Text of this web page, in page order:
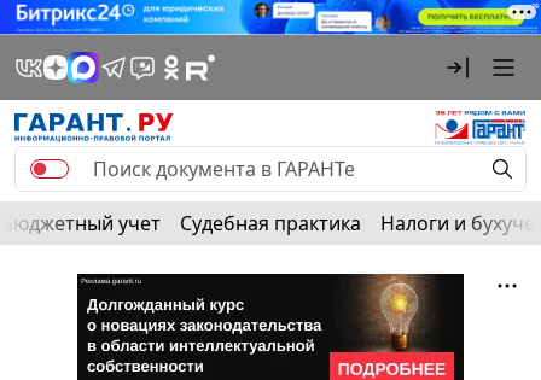
Бюджетный учет Судебная практика Налоги и